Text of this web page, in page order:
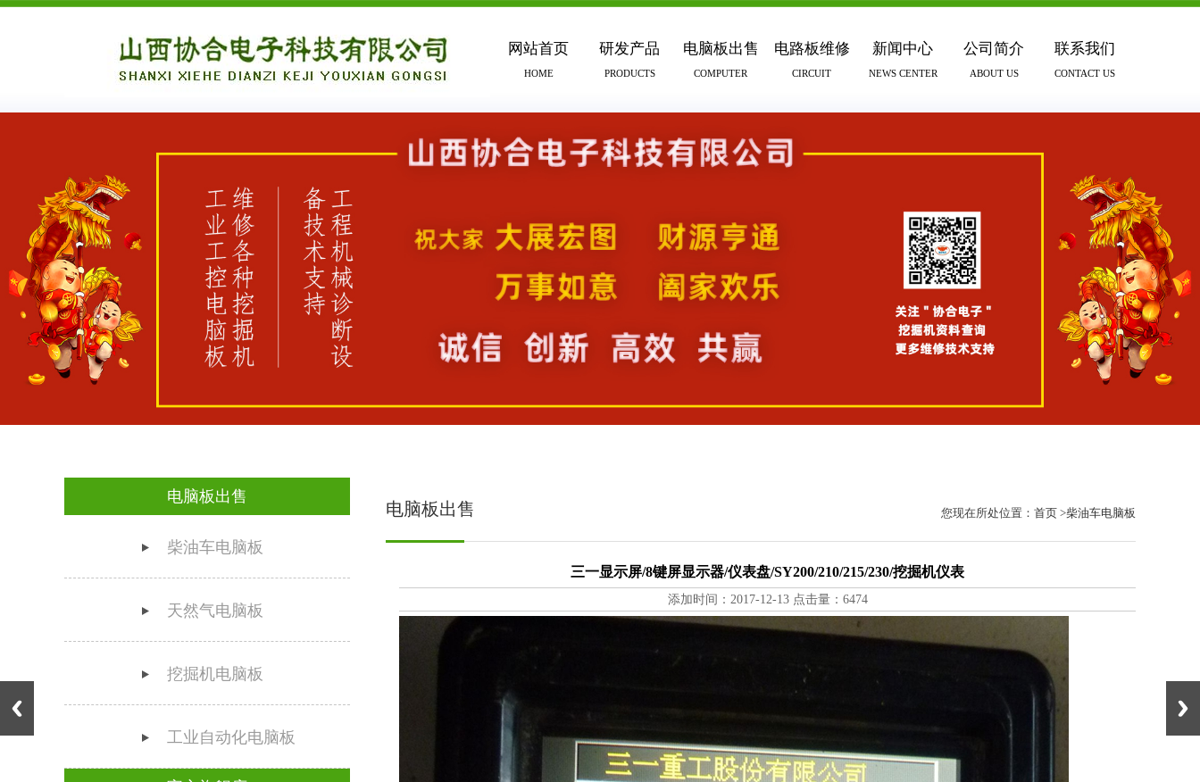
网站首页
HOME
研发产品
PRODUCTS
电脑板出售
COMPUTER
电路板维修
CIRCUIT
新闻中心
NEWS CENTER
公司简介
ABOUT US
联系我们
CONTACT US
电脑板出售
柴油车电脑板
天然气电脑板
挖掘机电脑板
工业自动化电脑板
电脑板出售 您现在所处位置： 首页 >柴油车电脑板
三一显示屏/8键屏显示器/仪表盘/SY200/210/215/230/挖掘机仪表
添加时间：2017-12-13 点击量：6474